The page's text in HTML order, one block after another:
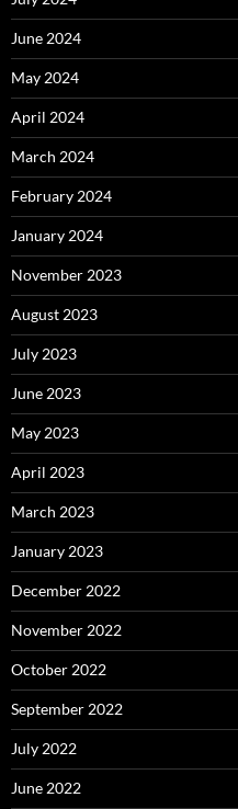
June 2024
May 2024
April 2024
March 2024
February 2024
January 2024
November 2023
August 2023
July 2023
June 2023
May 2023
April 2023
March 2023
January 2023
December 2022
November 2022
October 2022
September 2022
July 2022
June 2022